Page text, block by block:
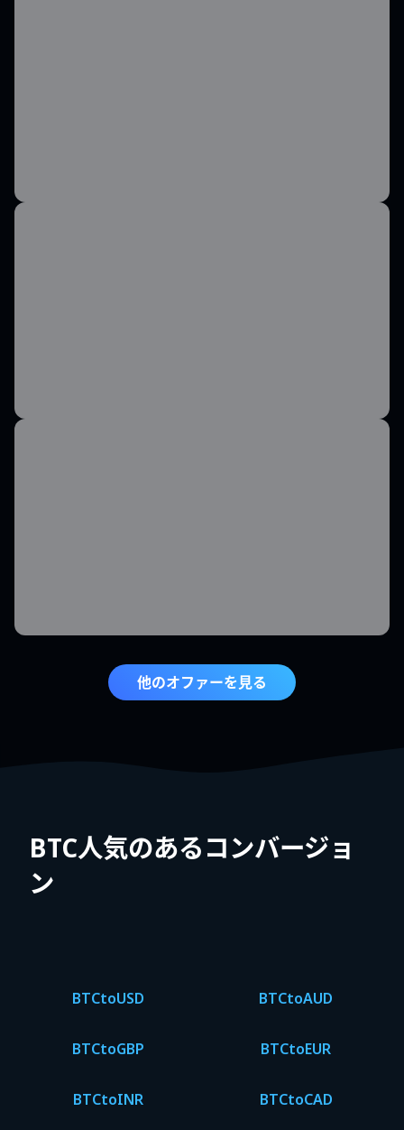
他のオファーを見る
BTC人気のあるコンバージョ
ン
BTCtoUSD BTCtoAUD
BTCtoGBP BTCtoEUR
BTCtoINR BTCtoCAD